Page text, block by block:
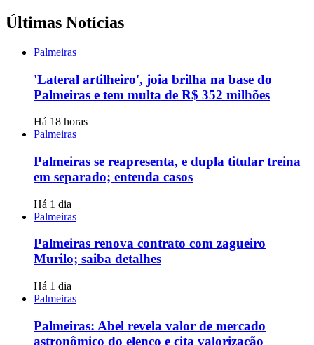
Últimas Notícias
Palmeiras
'Lateral artilheiro', joia brilha na base do
Palmeiras e tem multa de R$ 352 milhões
Há 18 horas
Palmeiras
Palmeiras se reapresenta, e dupla titular treina
em separado; entenda casos
Há 1 dia
Palmeiras
Palmeiras renova contrato com zagueiro
Murilo; saiba detalhes
Há 1 dia
Palmeiras
Palmeiras: Abel revela valor de mercado
astronômico do elenco e cita valorização